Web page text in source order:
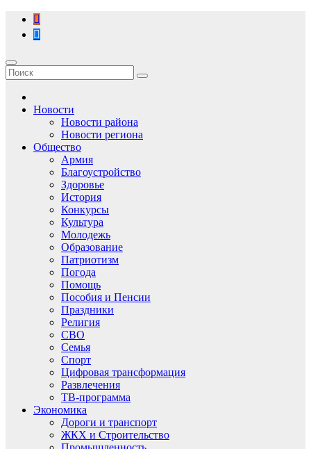
Перейти
содержимому
Новости
Новости района
Новости региона
Общество
Армия
Благоустройство
Здоровье
История
Конкурсы
Культура
Молодежь
Образование
Патриотизм
Погода
Помощь
Пособия и Пенсии
Праздники
Религия
СВО
Семья
Спорт
Цифровая трансформация
Развлечения
ТВ-программа
Экономика
Дороги и транспорт
ЖКХ и Строительство